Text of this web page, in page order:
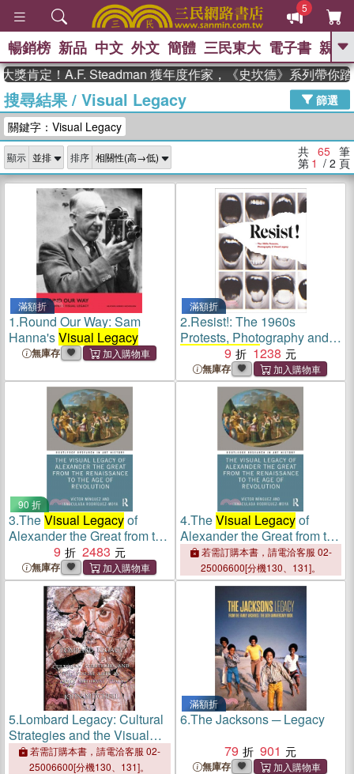
5
GO
熱搜： 高希均教授回憶錄
、 The Odyssey 、 父親節 、 如果歷
獎 臺灣漫遊錄 、 方念華 、 台灣的李
登輝時代
數學女孩：黎曼猜想 、
偉大的迷走神經
暢銷榜 新品 中文 外文 簡體 三民東大 電子書 親子
！A.F. Steadman 獲年度作家，《史坎德》系列帶你踏上熱血
搜尋結果/ Visual Legacy
篩選
關鍵字：Visual Legacy
顯示 排序 共 65 筆
第 1 / 2 頁
滿額折
1.Round Our Way: Sam
Hanna'sVisual Legacy
無庫存
滿額折
2.Resist!: The 1960s
Protests, Photography and
Visual Legacy
9 1238
無庫存
90 折
3.TheVisual Legacyof
Alexander the Great from the
Renaissance to the Age of
Revolution
9 2483
無庫存
4.TheVisual Legacyof
Alexander the Great from the
Renaissance to the Age of
Revolution
若需訂購本書，請電洽客服 02-
25006600[分機130、131]。
5.Lombard Legacy: Cultural
Strategies and the Visual
Arts in Early Medieval Italy
若需訂購本書，請電洽客服 02-
25006600[分機130、131]。
滿額折
6.The Jacksons ─ Legacy
79
901
無庫存